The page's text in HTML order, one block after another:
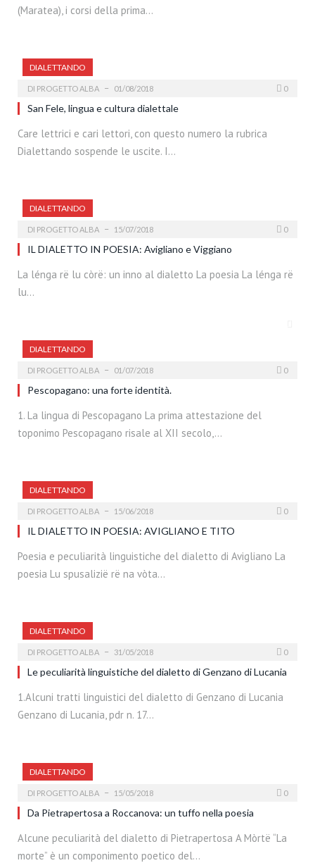
(Maratea), i corsi della prima…
DIALETTANDO
DI PROGETTO ALBA 01/08/2018 0
San Fele, lingua e cultura dialettale
Care lettrici e cari lettori, con questo numero la rubrica
Dialettando sospende le uscite. I…
DIALETTANDO
DI PROGETTO ALBA 15/07/2018 0
IL DIALETTO IN POESIA: Avigliano e Viggiano
La lénga rë lu còrë: un inno al dialetto La poesia La lénga rë
lu…
DIALETTANDO
DI PROGETTO ALBA 01/07/2018 0
Pescopagano: una forte identità.
1. La lingua di Pescopagano La prima attestazione del
toponimo Pescopagano risale al XII secolo,…
DIALETTANDO
DI PROGETTO ALBA 15/06/2018 0
IL DIALETTO IN POESIA: AVIGLIANO E TITO
Poesia e peculiarità linguistiche del dialetto di Avigliano La
poesia Lu spusalizië rë na vòta…
DIALETTANDO
DI PROGETTO ALBA 31/05/2018 0
Le peculiarità linguistiche del dialetto di Genzano di Lucania
1.Alcuni tratti linguistici del dialetto di Genzano di Lucania
Genzano di Lucania, pdr n. 17…
DIALETTANDO
DI PROGETTO ALBA 15/05/2018 0
Da Pietrapertosa a Roccanova: un tuffo nella poesia
Alcune peculiarità del dialetto di Pietrapertosa A Mòrtë “La
morte” è un componimento poetico del…